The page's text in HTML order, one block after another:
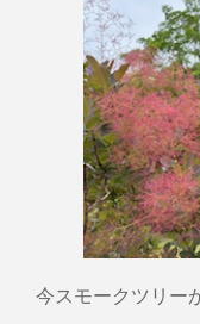
今スモークツリー